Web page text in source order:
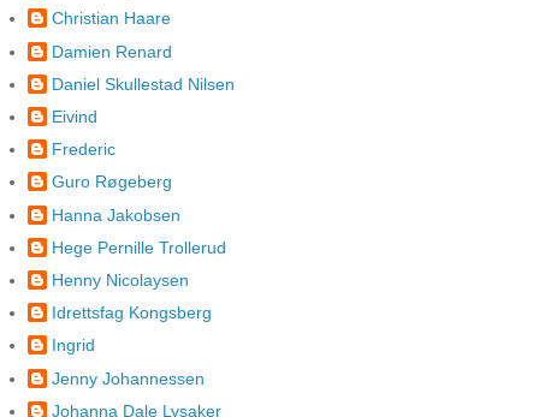
Christian Haare
Damien Renard
Daniel Skullestad Nilsen
Eivind
Frederic
Guro Røgeberg
Hanna Jakobsen
Hege Pernille Trollerud
Henny Nicolaysen
Idrettsfag Kongsberg
Ingrid
Jenny Johannessen
Johanna Dale Lysaker